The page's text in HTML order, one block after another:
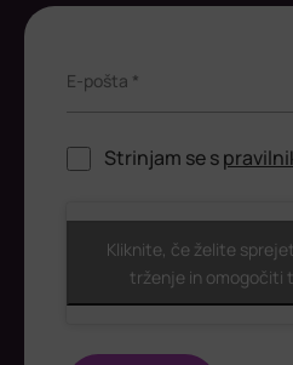
E-pošta *
Strinjam se s
ReCaptcha
Kliknite, če želite
trženje in omogočiti